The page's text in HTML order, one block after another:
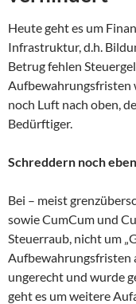
Heute geht es um
Infrastruktur, d.h.
Betrug fehlen
Aufbewahrungsfristen
noch Luft nach oben,
Bedürftiger.
Schreddern noch
Bei – meist
sowie CumCum und
Steuerraub, nicht um
Aufbewahrungsfristen
ungerecht und wurde
geht es um weitere